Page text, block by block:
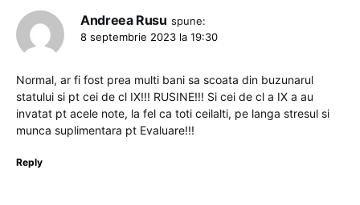
Andreea Rusu spune:
8 septembrie 2023 la 19:30
Normal, ar fi fost prea multi bani sa scoata din buzunarul
statului si pt cei de cl IX!!! RUSINE!!! Si cei de cl a IX a au
invatat pt acele note, la fel ca toti ceilalti, pe langa stresul si
munca suplimentara pt Evaluare!!!
Reply